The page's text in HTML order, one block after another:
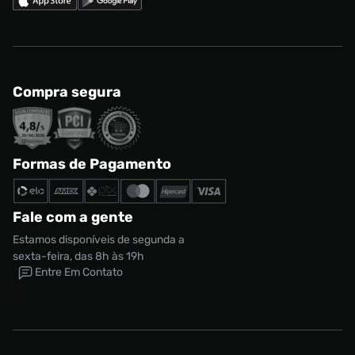
Compra segura
Formas de Pagamento
Fale com a gente
Estamos disponíveis de segunda a
sexta-feira, das 8h às 19h
Entre Em Contato